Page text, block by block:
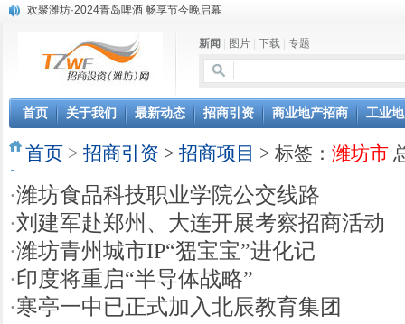
欢聚潍坊·2024青岛啤酒 畅享节今晚启幕
潍坊市招商局转：高密扑灰年画
潍坊招商局讯：2024中日韩产业合作发展论坛开幕
潍坊市招商局转：潍坊港入选国家级5G工厂
格润麦尔高端淀粉预混料智能制造项目顺利通过验收
潍坊招商局转：潍坊的冬日“秋景”
潍坊招商局转：潍坊历史名人--燕肃
香港上市公司投资信息
新闻 图片 下载 专题
首页 关于我们 最新动态 招商引资 商业地产招商 工业
首页 > 招商引资 > 招商项目 > 标签： 潍坊市
·潍坊食品科技职业学院公交线路
·刘建军赴郑州、大连开展考察招商活动
·潍坊青州城市IP“峱宝宝”进化记
·印度将重启“半导体战略”
·寒亭一中已正式加入北辰教育集团